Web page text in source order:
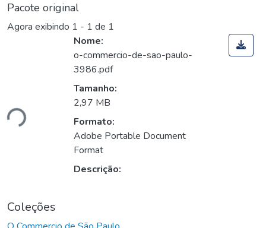
Pacote original
Agora exibindo 1 - 1 de 1
Nome:
o-commercio-de-sao-paulo-
3986.pdf
Tamanho:
2,97 MB
Formato:
Adobe Portable Document
Format
Descrição:
Coleções